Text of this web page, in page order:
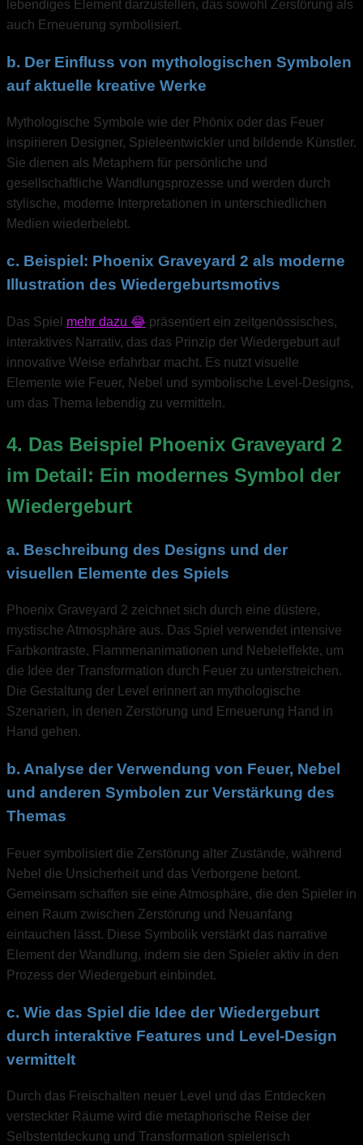
lebendiges Element darzustellen, das sowohl Zerstörung als
auch Erneuerung symbolisiert.
b. Der Einfluss von mythologischen Symbolen
auf aktuelle kreative Werke
Mythologische Symbole wie der Phönix oder das Feuer
inspirieren Designer, Spieleentwickler und bildende Künstler.
Sie dienen als Metaphern für persönliche und
gesellschaftliche Wandlungsprozesse und werden durch
stylische, moderne Interpretationen in unterschiedlichen
Medien wiederbelebt.
c. Beispiel: Phoenix Graveyard 2 als moderne
Illustration des Wiedergeburtsmotivs
Das Spiel mehr dazu 😂 präsentiert ein zeitgenössisches,
interaktives Narrativ, das das Prinzip der Wiedergeburt auf
innovative Weise erfahrbar macht. Es nutzt visuelle
Elemente wie Feuer, Nebel und symbolische Level-Designs,
um das Thema lebendig zu vermitteln.
4. Das Beispiel Phoenix Graveyard 2
im Detail: Ein modernes Symbol der
Wiedergeburt
a. Beschreibung des Designs und der
visuellen Elemente des Spiels
Phoenix Graveyard 2 zeichnet sich durch eine düstere,
mystische Atmosphäre aus. Das Spiel verwendet intensive
Farbkontraste, Flammenanimationen und Nebeleffekte, um
die Idee der Transformation durch Feuer zu unterstreichen.
Die Gestaltung der Level erinnert an mythologische
Szenarien, in denen Zerstörung und Erneuerung Hand in
Hand gehen.
b. Analyse der Verwendung von Feuer, Nebel
und anderen Symbolen zur Verstärkung des
Themas
Feuer symbolisiert die Zerstörung alter Zustände, während
Nebel die Unsicherheit und das Verborgene betont.
Gemeinsam schaffen sie eine Atmosphäre, die den Spieler in
einen Raum zwischen Zerstörung und Neuanfang
eintauchen lässt. Diese Symbolik verstärkt das narrative
Element der Wandlung, indem sie den Spieler aktiv in den
Prozess der Wiedergeburt einbindet.
c. Wie das Spiel die Idee der Wiedergeburt
durch interaktive Features und Level-Design
vermittelt
Durch das Freischalten neuer Level und das Entdecken
versteckter Räume wird die metaphorische Reise der
Selbstentdeckung und Transformation spielerisch